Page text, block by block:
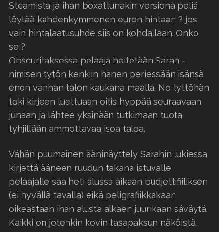
Steamista ja ihan boxattunakin versiona peliä
löytää kahdenkymmenen euron hintaan ? jos
vain hintalaatusuhde siis on kohdallaan. Onko
se ?
Obscuritaksessa pelaaja heitetään Sarah -
nimisen tytön kenkiin hänen periessään isänsä
enon vanhan talon kaukana maalla. No tyttöhän
toki kirjeen luettuaan oitis hyppää seuraavaan
junaan ja lähtee yksinään tutkimaan tuota
tyhjillään ammottavaa isoa taloa.
Vähän puumainen ääninäyttely Sarahin lukiessa
kirjettä ääneen ruudun takana istuvalle
pelaajalle saa heti alussa aikaan budjettifiiliksen
(ei hyvällä tavalla) eikä peligrafiikkakaan
oikeastaan ihan alusta alkaen juurikaan säväytä.
Kaikki on jotenkin kovin tasapaksun näköistä,